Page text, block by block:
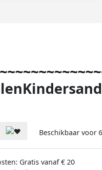
Beschikbaar voor
Gratis vanaf € 20